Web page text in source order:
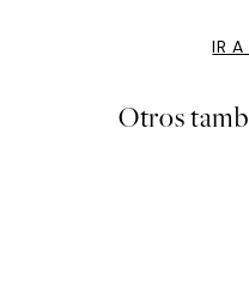
IR A
Otros